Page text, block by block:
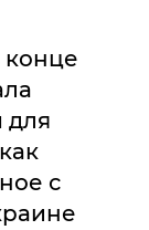
конце
для
с